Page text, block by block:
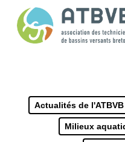
Actualités de l'ATBVB
Milieux
Panneau de gestion des